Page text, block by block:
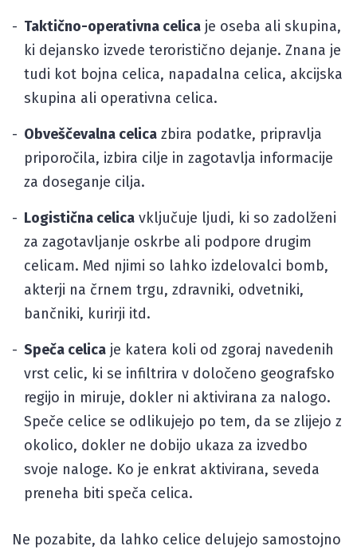
Taktično-operativna celica je oseba ali skupina,
ki dejansko izvede teroristično dejanje. Znana je
tudi kot bojna celica, napadalna celica, akcijska
skupina ali operativna celica.
Obveščevalna celica zbira podatke, pripravlja
priporočila, izbira cilje in zagotavlja informacije
za doseganje cilja.
Logistična celica vključuje ljudi, ki so zadolženi
za zagotavljanje oskrbe ali podpore drugim
celicam. Med njimi so lahko izdelovalci bomb,
akterji na črnem trgu, zdravniki, odvetniki,
bančniki, kurirji itd.
Speča celica je katera koli od zgoraj navedenih
vrst celic, ki se infiltrira v določeno geografsko
regijo in miruje, dokler ni aktivirana za nalogo.
Speče celice se odlikujejo po tem, da se zlijejo z
okolico, dokler ne dobijo ukaza za izvedbo
svoje naloge. Ko je enkrat aktivirana, seveda
preneha biti speča celica.
Ne pozabite, da lahko celice delujejo samostojno